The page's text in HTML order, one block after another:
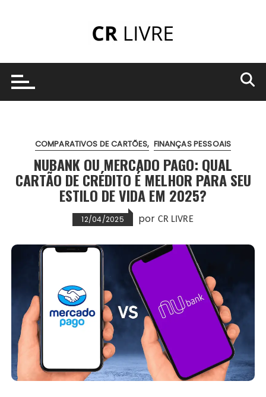
COMPARATIVOS DE CARTÕES FINANÇAS PESSOAIS
NUBANK OU MERCADO PAGO: QUAL
CARTÃO DE CRÉDITO É MELHOR PARA SEU
ESTILO DE VIDA EM 2025?
12/04/2025 por CR LIVRE